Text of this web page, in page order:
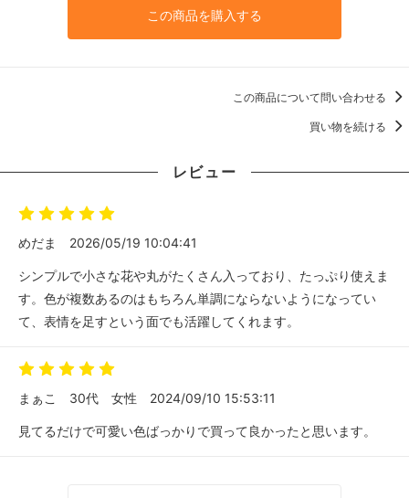
この商品を購入する
この商品について問い合わせる
買い物を続ける
レビュー
めだま 2026/05/19 10:04:41
シンプルで小さな花や丸がたくさん入っており、たっぷり使えま
す。色が複数あるのはもちろん単調にならないようになってい
て、表情を足すという面でも活躍してくれます。
まぁこ 30代 女性 2024/09/10 15:53:11
見てるだけで可愛い色ばっかりで買って良かったと思います。